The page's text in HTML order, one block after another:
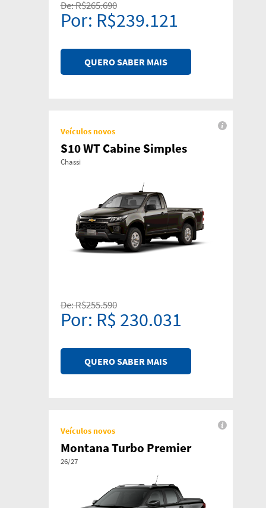
De: R$265.690
Por: R$239.121
QUERO SABER MAIS
Veículos novos
S10 WT Cabine Simples
Chassi
De: R$255.590
Por: R$ 230.031
QUERO SABER MAIS
Veículos novos
Montana Turbo Premier
26/27